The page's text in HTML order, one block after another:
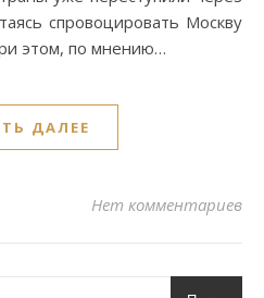
спровоцировать Москву
этом, по мнению…
ДАЛЕЕ
Нет комментариев